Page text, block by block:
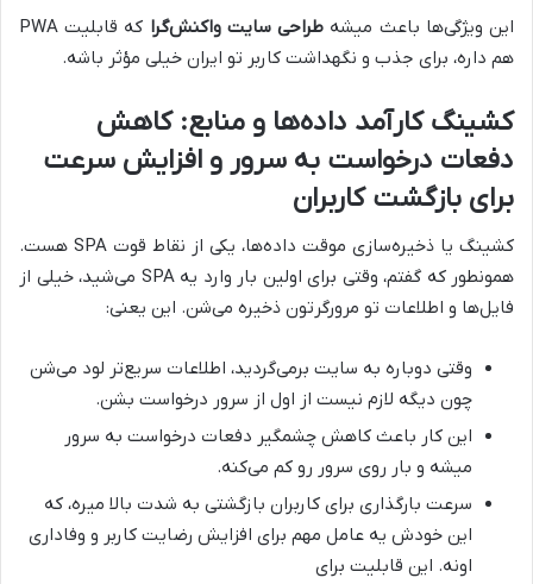
این ویژگی‌ها باعث میشه طراحی سایت واکنش‌گرا
که قابلیت PWA
هم داره، برای جذب و نگهداشت کاربر تو ایران خیلی مؤثر باشه.
کشینگ کارآمد داده‌ها و منابع: کاهش
دفعات درخواست به سرور و افزایش سرعت
برای بازگشت کاربران
کشینگ یا ذخیره‌سازی موقت داده‌ها، یکی از نقاط قوت SPA هست.
همونطور که گفتم، وقتی برای اولین بار وارد یه SPA می‌شید، خیلی از
فایل‌ها و اطلاعات تو مرورگرتون ذخیره می‌شن. این یعنی:
وقتی دوباره به سایت برمی‌گردید، اطلاعات سریع‌تر لود می‌شن
چون دیگه لازم نیست از اول از سرور درخواست بشن.
این کار باعث کاهش چشمگیر دفعات درخواست به سرور
میشه و بار روی سرور رو کم می‌کنه.
سرعت بارگذاری برای کاربران بازگشتی به شدت بالا میره، که
این خودش یه عامل مهم برای افزایش رضایت کاربر و وفاداری
اونه. این قابلیت برای